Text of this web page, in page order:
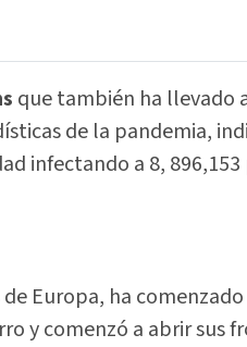
que también ha llevado
de la pandemia,
infectando a 8, 896,153
Europa, ha
y comenzó a abrir sus